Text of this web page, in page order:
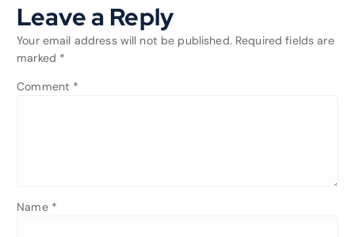
Leave a Reply
Your email address will not be published. Required fields are
marked *
Comment *
Name *